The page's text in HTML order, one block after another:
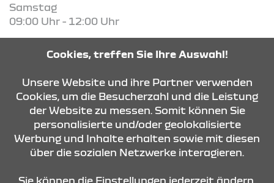
Samstag
09:00 Uhr - 12:00 Uhr
Ersatzteile-Verkauf
07:00 Uhr - 18:00 Uhr
KONTAKT & ANFAHRT
Cookies, treffen Sie Ihre Auswahl!
Unsere Website und ihre Partner verwenden
Cookies, um die Besucherzahl und die Leistung
der Website zu messen. Somit können Sie
personalisierte und/oder geolokalisierte
Werbung und Inhalte erhalten sowie mit diesen
über die sozialen Netzwerke interagieren.
Sie können die Einstellungen jederzeit ändern,